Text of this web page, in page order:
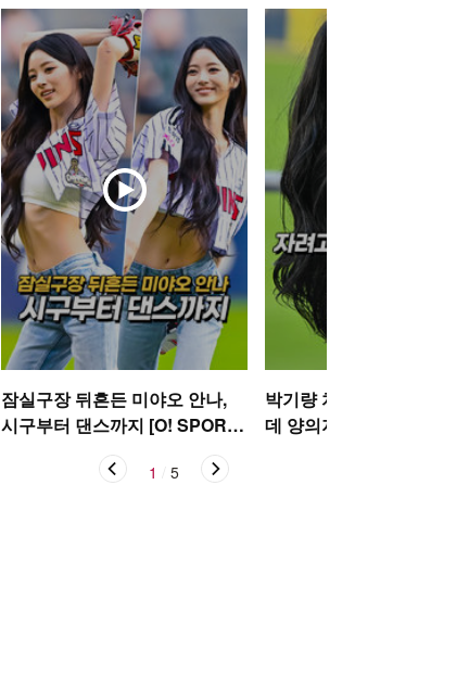
잠실구장 뒤흔든 미야오 안나,
시구부터 댄스까지 [O! SPORT
박기량 치어리더, 자려고
데 양의지 [O! SPORTS
1 5